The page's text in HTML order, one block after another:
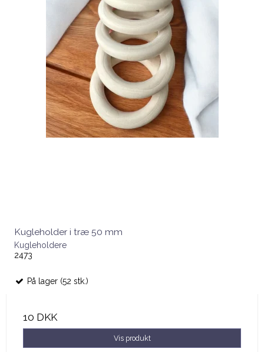
Kugleholder i træ 50 mm
Kugleholdere
2473
På lager (52 stk.)
10 DKK
Vis produkt